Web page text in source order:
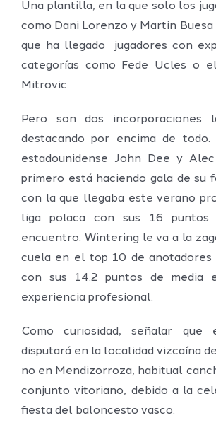
Una plantilla, en la que solo los
como Dani Lorenzo y Martin
que ha llegado jugadores con
categorías como Fede Ucles o
Mitrovic.
Pero son dos incorporaciones
destacando por encima de
estadounidense John Dee y
primero está haciendo gala de su
con la que llegaba este verano
liga polaca con sus 16 puntos
encuentro. Wintering le va a la
cuela en el top 10 de anotadores
con sus 14.2 puntos de media
experiencia profesional.
Como curiosidad, señalar que
disputará en la localidad vizcaína
no en Mendizorroza, habitual
conjunto vitoriano, debido a la
fiesta del baloncesto vasco.